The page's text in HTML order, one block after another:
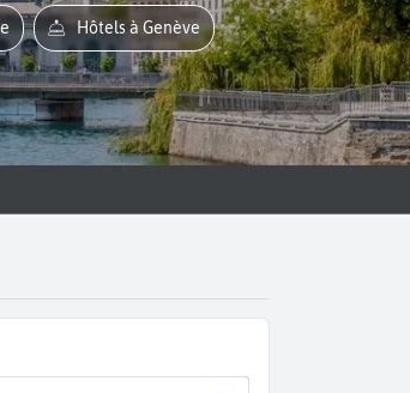
Hôtels à Genève